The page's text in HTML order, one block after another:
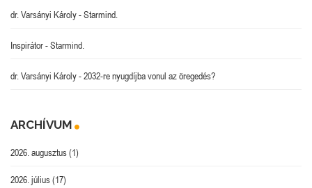
dr. Varsányi Károly-Starmind.
Inspirátor-Starmind.
dr. Varsányi Károly-2032-re nyugdíjba vonul az öregedés?
ARCHÍVUM
2026. augusztus(1)
2026. július(17)